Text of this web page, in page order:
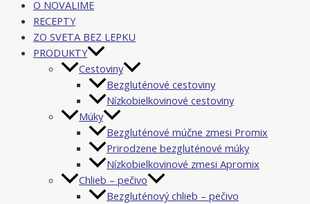
O NOVALIME
RECEPTY
ZO SVETA BEZ LEPKU
PRODUKTY
Cestoviny
Bezgluténové cestoviny
Nízkobielkovinové cestoviny
Múky
Bezgluténové múčne zmesi Promix
Prirodzene bezgluténové múky
Nízkobielkovinové zmesi Apromix
Chlieb – pečivo
Bezgluténový chlieb – pečivo